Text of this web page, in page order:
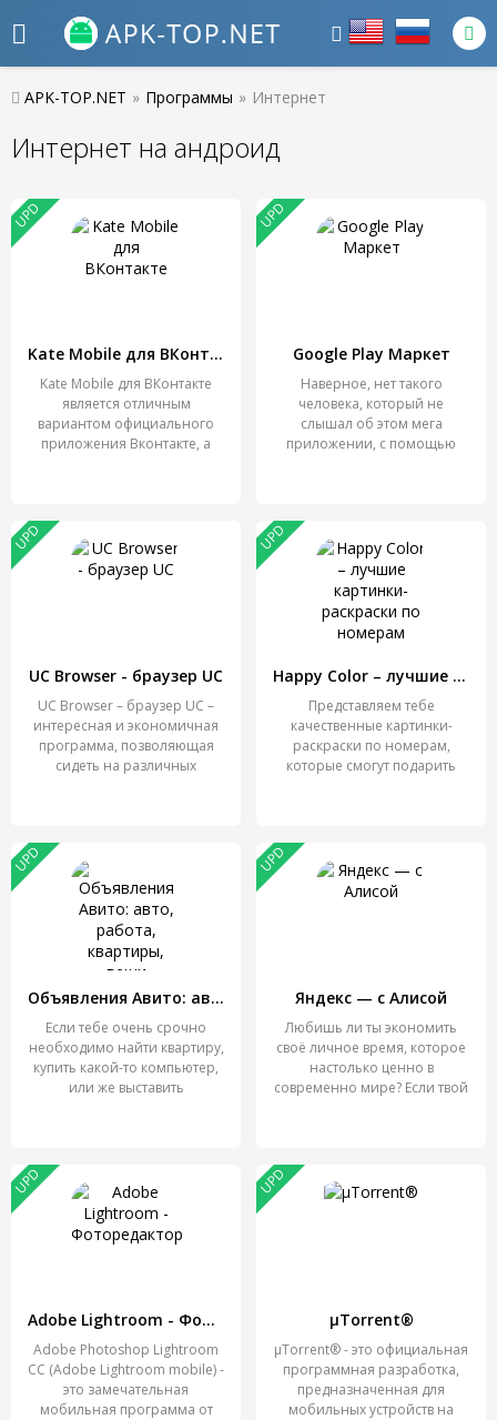
APK-TOP.NET » Программы » Интернет
Интернет на андроид
Kate Mobile для ВКонтакте
Kate Mobile для ВКонтакте
является отличным
вариантом официального
приложения Вконтакте, а
UPD
Google Play Маркет
Наверное, нет такого
человека, который не
слышал об этом мега
приложении, с помощью
UPD
UC Browser - браузер UC
UC Browser – браузер UC –
интересная и экономичная
программа, позволяющая
сидеть на различных
UPD
Happy Color – лучшие картинки-раскраски по номерам
Представляем тебе
качественные картинки-
раскраски по номерам,
которые смогут подарить
UPD
Объявления Авито: авто, работа, квартиры, вещи
Если тебе очень срочно
необходимо найти квартиру,
купить какой-то компьютер,
или же выставить
UPD
Яндекс — с Алисой
Любишь ли ты экономить
своё личное время, которое
настолько ценно в
современно мире? Если твой
UPD
Adobe Lightroom - Фоторедактор
Adobe Photoshop Lightroom
CC (Adobe Lightroom mobile) -
это замечательная
мобильная программа от
UPD
µTorrent®
µTorrent® - это официальная
программная разработка,
предназначенная для
мобильных устройств на
UPD